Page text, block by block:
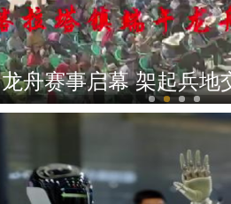
龙舟赛事启幕 架起兵地